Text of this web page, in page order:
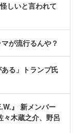
しいと言われて
が流行るんや？
る」トランプ氏
』 新メンバー
々木蔵之介、野呂